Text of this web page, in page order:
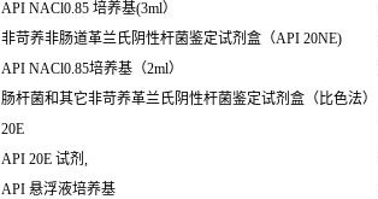
API NACl0.85 培养基(3ml）
非苛养非肠道革兰氏阴性杆菌鉴定试剂盒（API 20NE)
API NACl0.85培养基（2ml）
肠杆菌和其它非苛养革兰氏阴性杆菌鉴定试剂盒（比色法）
20E
API 20E 试剂,
API 悬浮液培养基